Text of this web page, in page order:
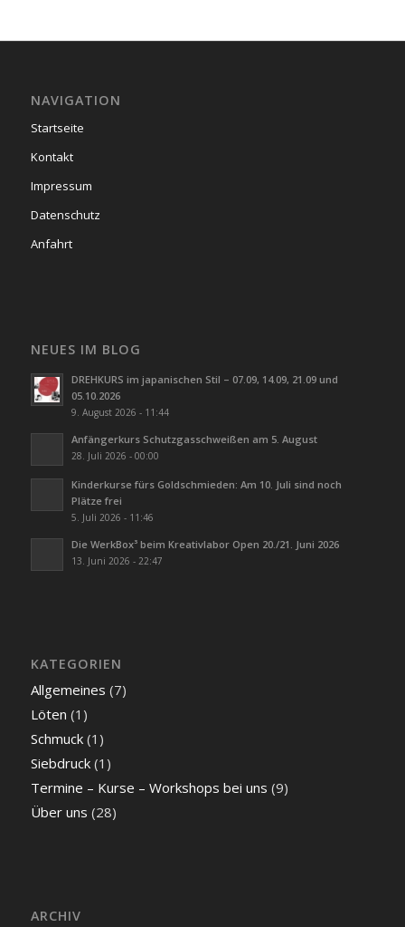
NAVIGATION
Startseite
Kontakt
Impressum
Datenschutz
Anfahrt
NEUES IM BLOG
DREHKURS im japanischen Stil – 07.09, 14.09, 21.09 und
05.10.2026
9. August 2026 - 11:44
Anfängerkurs Schutzgasschweißen am 5. August
28. Juli 2026 - 00:00
Kinderkurse fürs Goldschmieden: Am 10. Juli sind noch
Plätze frei
5. Juli 2026 - 11:46
Die WerkBox³ beim Kreativlabor Open 20./21. Juni 2026
13. Juni 2026 - 22:47
KATEGORIEN
Allgemeines (7)
Löten (1)
Schmuck(1)
Siebdruck(1)
Termine – Kurse – Workshops bei uns (9)
Über uns (28)
ARCHIV